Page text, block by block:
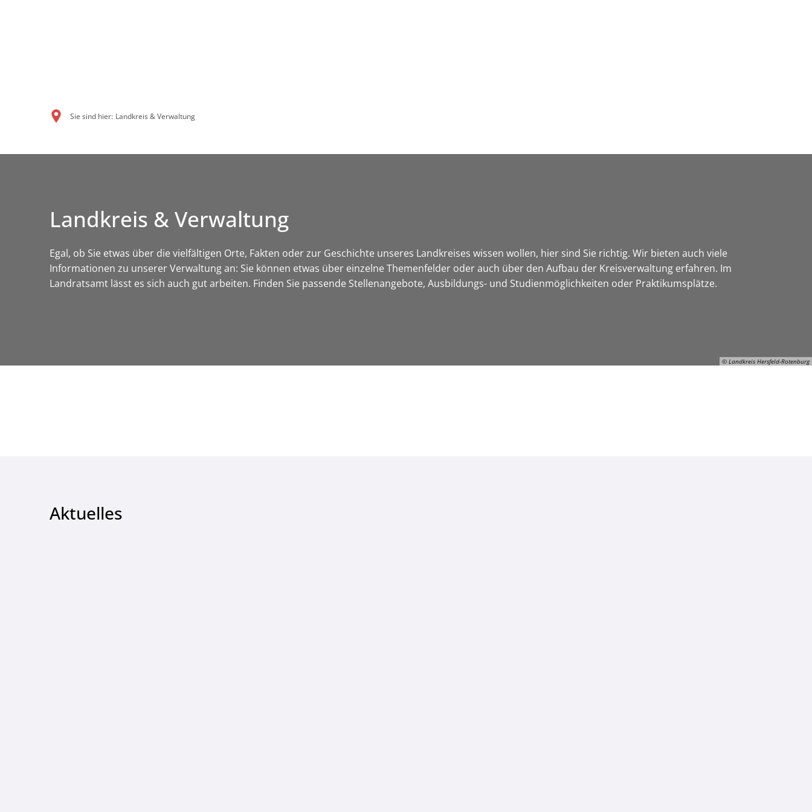
Sie sind hier: Landkreis & Verwaltung
© Landkreis Hersfeld-Rotenburg
Landkreis & Verwaltung
Egal, ob Sie etwas über die vielfältigen Orte, Fakten oder zur Geschichte unseres Landkreises wissen wollen, hier sind Sie richtig. Wir bieten auch viele
Informationen zu unserer Verwaltung an: Sie können etwas über einzelne Themenfelder oder auch über den Aufbau der Kreisverwaltung erfahren. Im
Landratsamt lässt es sich auch gut arbeiten. Finden Sie passende Stellenangebote, Ausbildungs- und Studienmöglichkeiten oder Praktikumsplätze.
Aktuelles